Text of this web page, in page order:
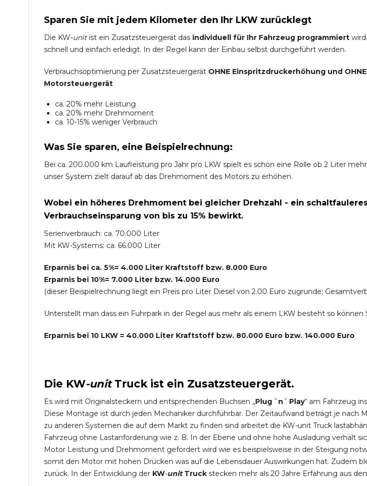
Sparen Sie mit jedem Kilometer den Ihr LKW zurücklegt
Die KW-unitist ein Zusatzsteuergerät das individuell für Ihr Fahrzeug programmiert
schnell und einfach erledigt. In der Regel kann der Einbau selbst durchgeführt werden.
Verbrauchsoptimierung per Zusatzsteuergerät OHNE Einspritzdruckerhöhung und OHNE
Motorsteuergerät
ca. 20% mehr Leistung
ca. 20% mehr Drehmoment
ca. 10-15% weniger Verbrauch
Was Sie sparen, eine Beispielrechnung:
Bei ca. 200.000 km Laufleistung pro Jahr pro LKW spielt es schon eine Rolle ob 2 Liter
unser System zielt darauf ab das Drehmoment des Motors zu erhöhen.
Wobei ein höheres Drehmoment bei gleicher Drehzahl - ein
Verbrauchseinsparung von bis zu 15% bewirkt.
Serienverbrauch: ca. 70.000 Liter
Mit KW-Systems: ca. 66.000 Liter
Erparnis bei ca. 5%= 4.000 Liter Kraftstoff bzw. 8.000 Euro
Erparnis bei 10%= 7.000 Liter bzw. 14.000 Euro
(dieser Beispielrechnung liegt ein Preis pro Liter Diesel von 2.00 Euro zugrunde;
Unterstellt man dass ein Fuhrpark in der Regel aus mehr als einem LKW besteht so
Erparnis bei 10 LKW = 40.000 Liter Kraftstoff bzw. 80.000 Euro bzw. 140.000 Euro
Die KW-unit Truckist ein Zusatzsteuergerät.
Es wird mit Originalsteckern und entsprechenden Buchsen „Plug `n´ Play“ am Fahrzeug
Diese Montage ist durch jeden Mechaniker durchführbar. Der Zeitaufwand beträgt je nach
zu anderen Systemen die auf dem Markt zu finden sind arbeitet die KW-unit Truck
Fahrzeug ohne Lastanforderung wie z. B. In der Ebene und ohne hohe Ausladung verhält
Motor Leistung und Drehmoment gefordert wird wie es beispielsweise in der Steigung
somit den Motor mit hohen Drücken was auf die Lebensdauer Auswirkungen hat. Zudem
zurück. In der Entwicklung der KW-unit Truck stecken mehr als 20 Jahre Erfahrung aus